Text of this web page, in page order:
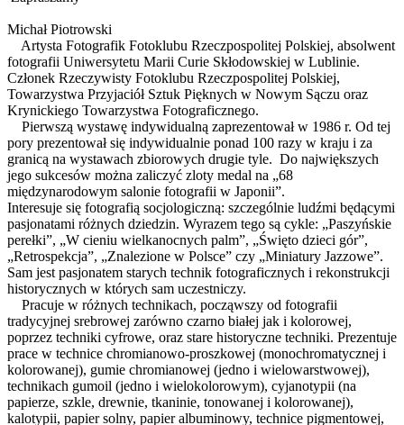
Michał Piotrowski
Artysta Fotografik Fotoklubu Rzeczpospolitej Polskiej, absolwent
fotografii Uniwersytetu Marii Curie Skłodowskiej w Lublinie.
Członek Rzeczywisty Fotoklubu Rzeczpospolitej Polskiej,
Towarzystwa Przyjaciół Sztuk Pięknych w Nowym Sączu oraz
Krynickiego Towarzystwa Fotograficznego.
Pierwszą wystawę indywidualną zaprezentował w 1986 r. Od tej
pory prezentował się indywidualnie ponad 100 razy w kraju i za
granicą na wystawach zbiorowych drugie tyle. Do największych
jego sukcesów można zaliczyć zloty medal na „68
międzynarodowym salonie fotografii w Japonii”.
Interesuje się fotografią socjologiczną: szczególnie ludźmi będącymi
pasjonatami różnych dziedzin. Wyrazem tego są cykle: „Paszyńskie
perełki”, „W cieniu wielkanocnych palm”, „Święto dzieci gór”,
„Retrospekcja”, „Znalezione w Polsce” czy „Miniatury Jazzowe”.
Sam jest pasjonatem starych technik fotograficznych i rekonstrukcji
historycznych w których sam uczestniczy.
Pracuje w różnych technikach, począwszy od fotografii
tradycyjnej srebrowej zarówno czarno białej jak i kolorowej,
poprzez techniki cyfrowe, oraz stare historyczne techniki. Prezentuje
prace w technice chromianowo-proszkowej (monochromatycznej i
kolorowanej), gumie chromianowej (jedno i wielowarstwowej),
technikach gumoil (jedno i wielokolorowym), cyjanotypii (na
papierze, szkle, drewnie, tkaninie, tonowanej i kolorowanej),
kalotypii, papier solny, papier albuminowy, technice pigmentowej,